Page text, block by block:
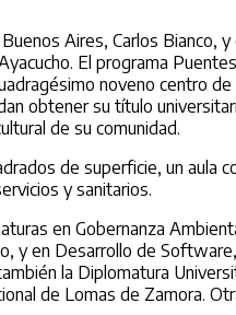
Aires, Carlos Bianco,
El programa
noveno centro
obtener su título
de su comunidad.
de superficie, un aula
y sanitarios.
en Gobernanza
y en Desarrollo de
la Diplomatura
de Lomas de Zamora.